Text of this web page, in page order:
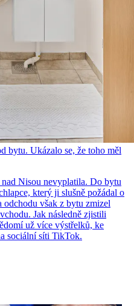
bytu. Ukázalo se, že toho měl
nad Nisou nevyplatila. Do bytu
který ji slušně požádal o
však z bytu zmizel
Jak následně zjistili
už více výstřelků, ke
sociální síti TikTok.